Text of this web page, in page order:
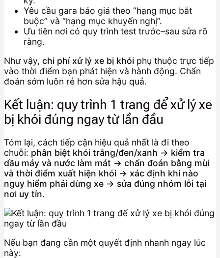
Yêu cầu gara báo giá theo “hạng mục bắt
buộc” và “hạng mục khuyến nghị”.
Ưu tiên nơi có quy trình test trước–sau sửa rõ
ràng.
Như vậy, chi phí xử lý xe bị khói phụ thuộc trực tiếp
vào thời điểm bạn phát hiện và hành động. Chẩn
đoán sớm luôn rẻ hơn sửa hậu quả.
Kết luận: quy trình 1 trang để xử lý xe
bị khói đúng ngay từ lần đầu
Tóm lại, cách tiếp cận hiệu quả nhất là đi theo
chuỗi: phân biệt khói trắng/đen/xanh → kiểm tra
dầu máy và nước làm mát → chẩn đoán bằng mùi
và thời điểm xuất hiện khói → xác định khi nào
nguy hiểm phải dừng xe → sửa đúng nhóm lỗi tại
nơi uy tín.
Nếu bạn đang cần một quyết định nhanh ngay lúc
này: